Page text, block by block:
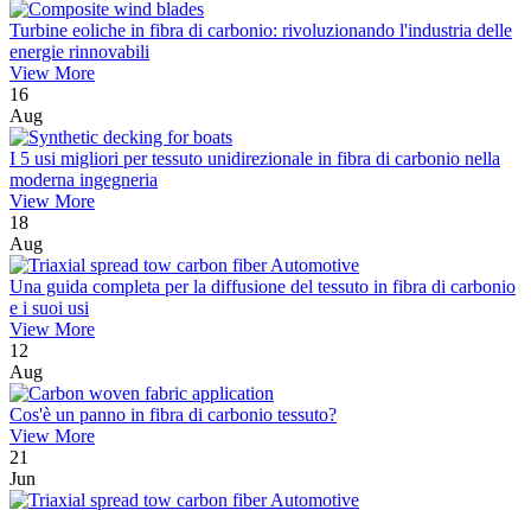
Turbine eoliche in fibra di carbonio: rivoluzionando l'industria delle
energie rinnovabili
View More
16
Aug
I 5 usi migliori per tessuto unidirezionale in fibra di carbonio nella
moderna ingegneria
View More
18
Aug
Una guida completa per la diffusione del tessuto in fibra di carbonio
e i suoi usi
View More
12
Aug
Cos'è un panno in fibra di carbonio tessuto?
View More
21
Jun